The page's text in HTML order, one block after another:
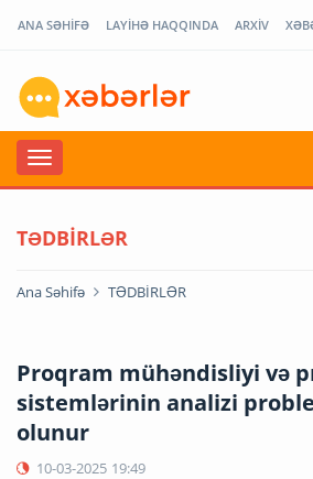
ANA SƏHİFƏ LAYİHƏ HAQQINDA ARXİV
TƏDBİRLƏR
Ana Səhifə TƏDBİRLƏR
Proqram mühəndisliyi və
sistemlərinin analizi
olunur
10-03-2025 19:49